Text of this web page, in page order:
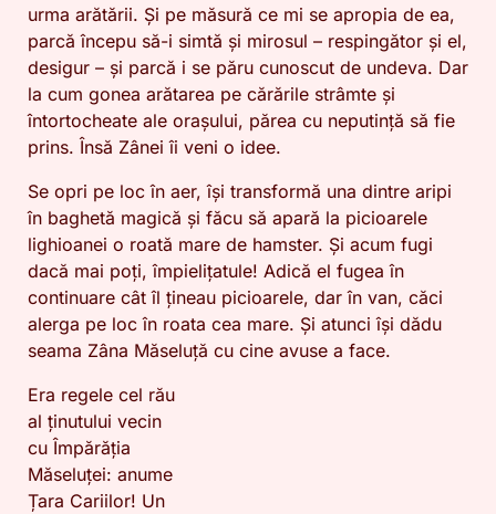
urma arătării. Și pe măsură ce mi se apropia de ea,
parcă începu să-i simtă și mirosul – respingător și el,
desigur – și parcă i se păru cunoscut de undeva. Dar
la cum gonea arătarea pe cărările strâmte și
întortocheate ale orașului, părea cu neputință să fie
prins. Însă Zânei îi veni o idee.
Se opri pe loc în aer, își transformă una dintre aripi
în baghetă magică și făcu să apară la picioarele
lighioanei o roată mare de hamster. Și acum fugi
dacă mai poți, împielițatule! Adică el fugea în
continuare cât îl țineau picioarele, dar în van, căci
alerga pe loc în roata cea mare. Și atunci își dădu
seama Zâna Măseluță cu cine avuse a face.
Era regele cel rău
al ținutului vecin
cu Împărăția
Măseluței: anume
Țara Cariilor! Un